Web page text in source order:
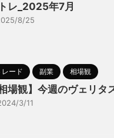
レ_2025年7月
8/25
レード 副業 相場観
相場観】今週のヴェリ
3/11